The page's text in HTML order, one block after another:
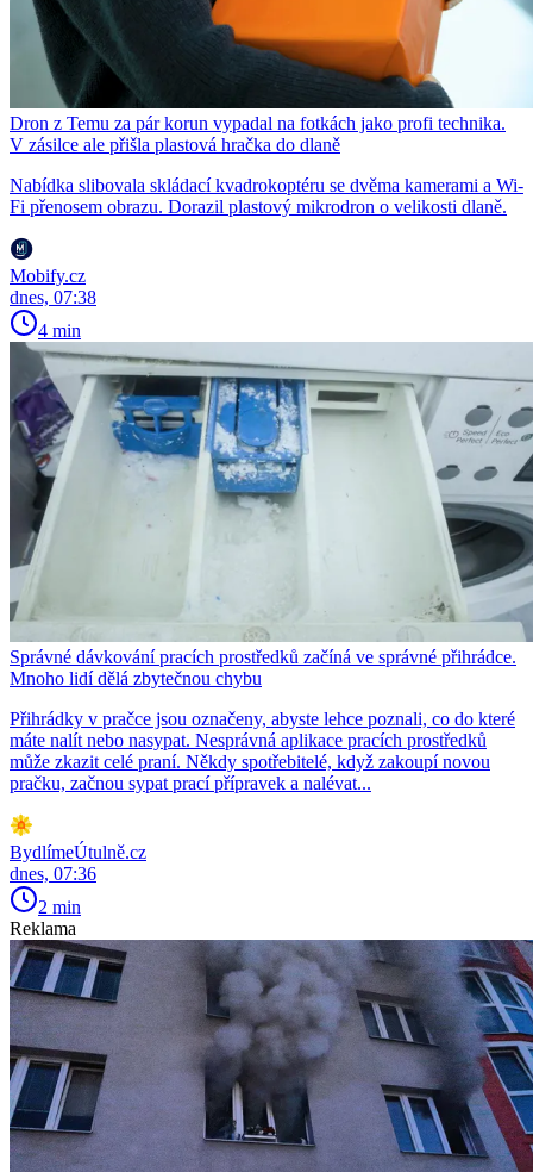
Dron z Temu za pár korun vypadal na fotkách jako profi technika.
V zásilce ale přišla plastová hračka do dlaně
Nabídka slibovala skládací kvadrokoptéru se dvěma kamerami a Wi-
Fi přenosem obrazu. Dorazil plastový mikrodron o velikosti dlaně.
Mobify.cz
dnes, 07:38
4 min
Správné dávkování pracích prostředků začíná ve správné přihrádce.
Mnoho lidí dělá zbytečnou chybu
Přihrádky v pračce jsou označeny, abyste lehce poznali, co do které
máte nalít nebo nasypat. Nesprávná aplikace pracích prostředků
může zkazit celé praní. Někdy spotřebitelé, když zakoupí novou
pračku, začnou sypat prací přípravek a nalévat...
BydlímeÚtulně.cz
dnes, 07:36
2 min
Reklama